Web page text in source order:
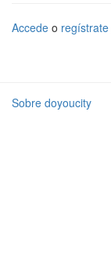
Accede o regístrate
Sobre doyoucity